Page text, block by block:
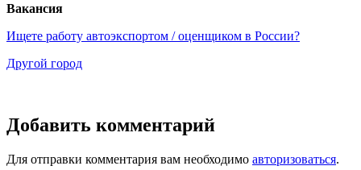
Вакансия
Ищете работу автоэкспортом / оценщиком в России?
Другой город
Добавить комментарий
Для отправки комментария вам необходимо авторизоваться.